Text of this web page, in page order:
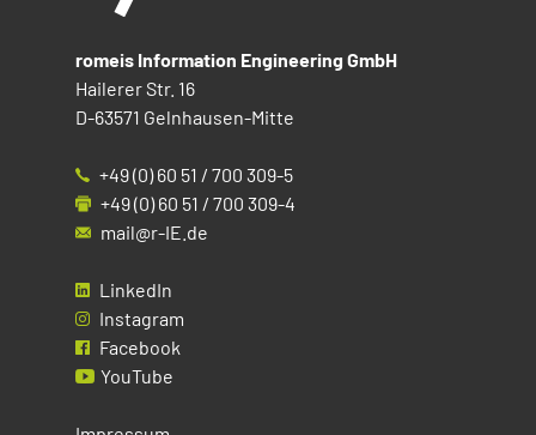
romeis Information Engineering GmbH
Hailerer Str. 16
D-63571 Gelnhausen-Mitte
+49 (0) 60 51 / 700 309-5
+49 (0) 60 51 / 700 309-4
mail@r-IE.de
LinkedIn
Instagram
Facebook
YouTube